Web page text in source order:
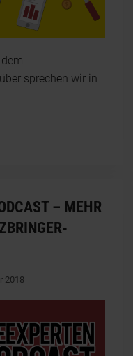
sprechen wir in
– MEHR
2018